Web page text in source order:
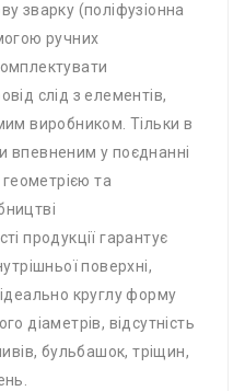
зварку (поліфузіонна
ручних
слід з елементів,
виробником. Тільки в
впевненим у поєднанні
геометрією та
продукції гарантує
поверхні,
круглу форму
діаметрів, відсутність
бульбашок, тріщин,